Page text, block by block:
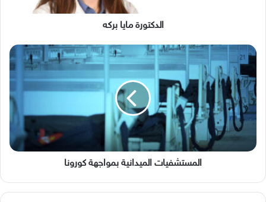
الدكتورة مايا بركه
المستشفيات
الميدانية
بمواجهة
كورونا
المستشفيات الميدانية بمواجهة كورونا